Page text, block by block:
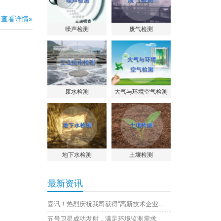
查看详情»
噪声检测 废气检测
废水检测 大气与环境空气检测
地下水检测 土壤检测
最新资讯
五号卫星成功发射，满足环境监测需求